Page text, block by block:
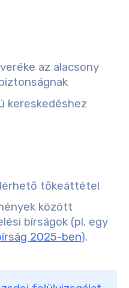
az alacsony
kereskedéshez
tőkeáttétel
között
bírságok (pl. egy
2025-ben).